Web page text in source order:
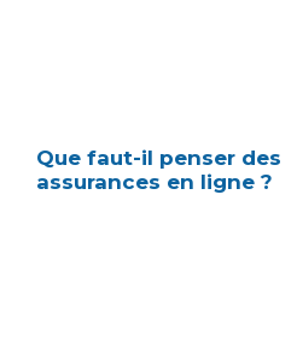
Que faut-il penser des
assurances en ligne ?